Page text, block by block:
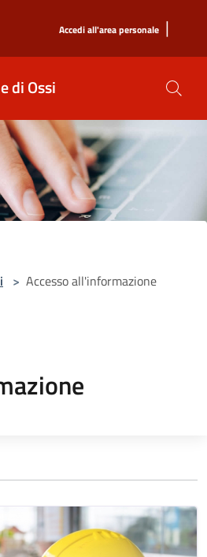
Accedi all'area personale |
di Ossi
> Accesso all'informazione